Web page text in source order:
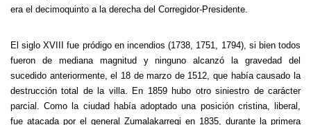
era el decimoquinto a la derecha del Corregidor-Presidente.
El siglo XVIII fue pródigo en incendios (1738, 1751, 1794), si bien todos
fueron de mediana magnitud y ninguno alcanzó la gravedad del
sucedido anteriormente, el 18 de marzo de 1512, que había causado la
destrucción total de la villa. En 1859 hubo otro siniestro de carácter
parcial. Como la ciudad había adoptado una posición cristina, liberal,
fue atacada por el general Zumalakarregi en 1835, durante la primera